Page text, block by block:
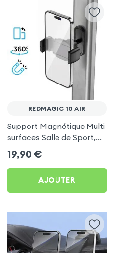
REDMAGIC 10 AIR
Support Magnétique Multi
surfaces Salle de Sport,
frigo pour RedMagic 10
Air
19,90 €
AJOUTER